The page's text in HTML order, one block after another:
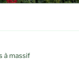
à massif